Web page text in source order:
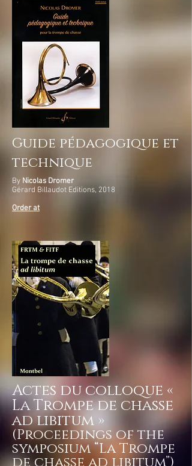
​​​Guide pédagogique et
technique
By Nicolas Dromer
Gérard Billaudot Editions, 2018
Order at
Actes du colloque «
La Trompe de chasse
ad libitum »
(Proceedings of the
symposium “La Trompe